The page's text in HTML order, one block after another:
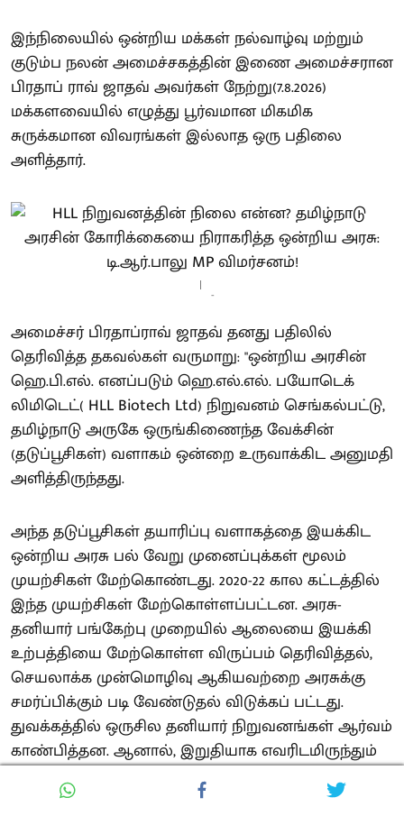
இந்நிலையில் ஒன்றிய மக்கள் நல்வாழ்வு மற்றும்
குடும்ப நலன் அமைச்சகத்தின் இணை அமைச்சரான
பிரதாப் ராவ் ஜாதவ் அவர்கள் நேற்று(7.8.2026)
மக்களவையில் எழுத்து பூர்வமான மிகமிக
சுருக்கமான விவரங்கள் இல்லாத ஒரு பதிலை
அளித்தார்.
-
அமைச்சர் பிரதாப்ராவ் ஜாதவ் தனது பதிலில்
தெரிவித்த தகவல்கள் வருமாறு: "ஒன்றிய அரசின்
ஹெ.பி.எல். எனப்படும் ஹெ.எல்.எல். பயோடெக்
லிமிடெட்( HLL Biotech Ltd) நிறுவனம் செங்கல்பட்டு,
தமிழ்நாடு அருகே ஒருங்கிணைந்த வேக்சின்
(தடுப்பூசிகள்) வளாகம் ஒன்றை உருவாக்கிட அனுமதி
அளித்திருந்தது.
அந்த தடுப்பூசிகள் தயாரிப்பு வளாகத்தை இயக்கிட
ஒன்றிய அரசு பல் வேறு முனைப்புக்கள் மூலம்
முயற்சிகள் மேற்கொண்டது. 2020-22 கால கட்டத்தில்
இந்த முயற்சிகள் மேற்கொள்ளப்பட்டன. அரசு-
தனியார் பங்கேற்பு முறையில் ஆலையை இயக்கி
உற்பத்தியை மேற்கொள்ள விருப்பம் தெரிவித்தல்,
செயலாக்க முன்மொழிவு ஆகியவற்றை அரசுக்கு
சமர்ப்பிக்கும் படி வேண்டுதல் விடுக்கப் பட்டது.
துவக்கத்தில் ஒருசில தனியார் நிறுவனங்கள் ஆர்வம்
காண்பித்தன. ஆனால், இறுதியாக எவரிடமிருந்தும்
முன்மொழிவுடன் கூடிய கோரிக்கைகள் வரவில்லை."
எனத் தெரிவித்துள்ளனர்.